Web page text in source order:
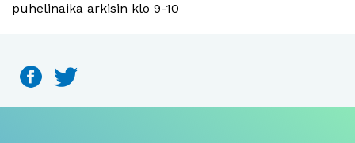
puhelinaika arkisin klo 9-10